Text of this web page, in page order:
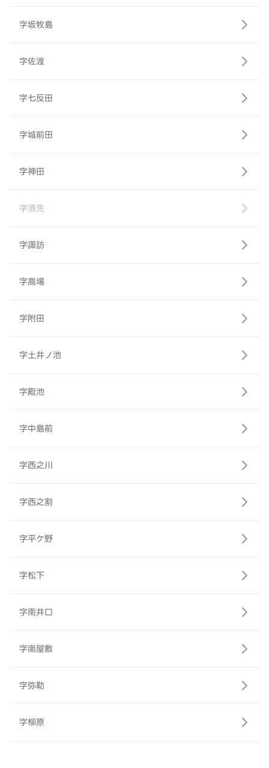
字坂牧島
字佐渡
字七反田
字城前田
字神田
字須先
字諏訪
字高場
字附田
字土井ノ池
字殿池
字中島前
字西之川
字西之割
字平ケ野
字松下
字南井口
字南屋敷
字弥勒
字柳原